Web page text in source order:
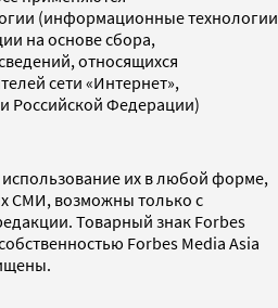
(информационные технологии
на основе сбора,
относящихся
сети «Интернет»,
Российской Федерации)
их в любой форме,
СМИ, возможны только с
Товарный знак Forbes
Forbes Media Asia